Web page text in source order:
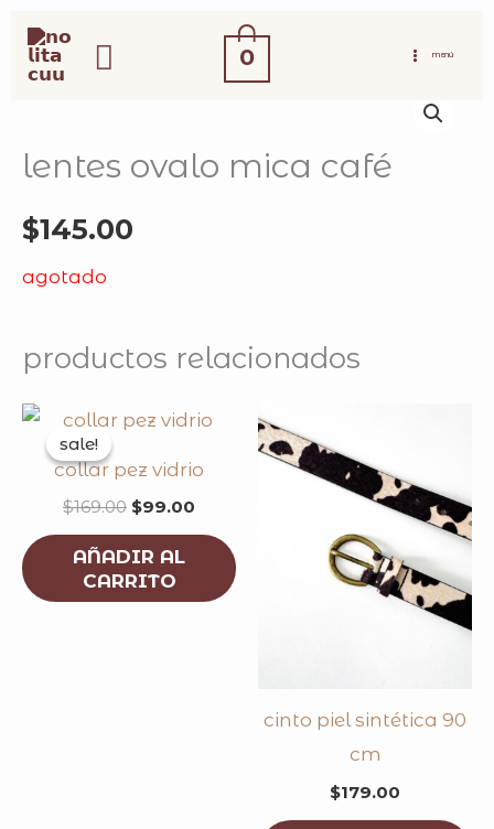
contenido
buscar 0 MENÚ
lentes ovalo mica café
$145.00
agotado
productos relacionados
sale!
sale!
collar pez vidrio
$169.00
original
price
$169.00.
$99.00
current
price
$99.00.
AÑADIR AL
CARRITO
cinto piel sintética 90
cm
$179.00